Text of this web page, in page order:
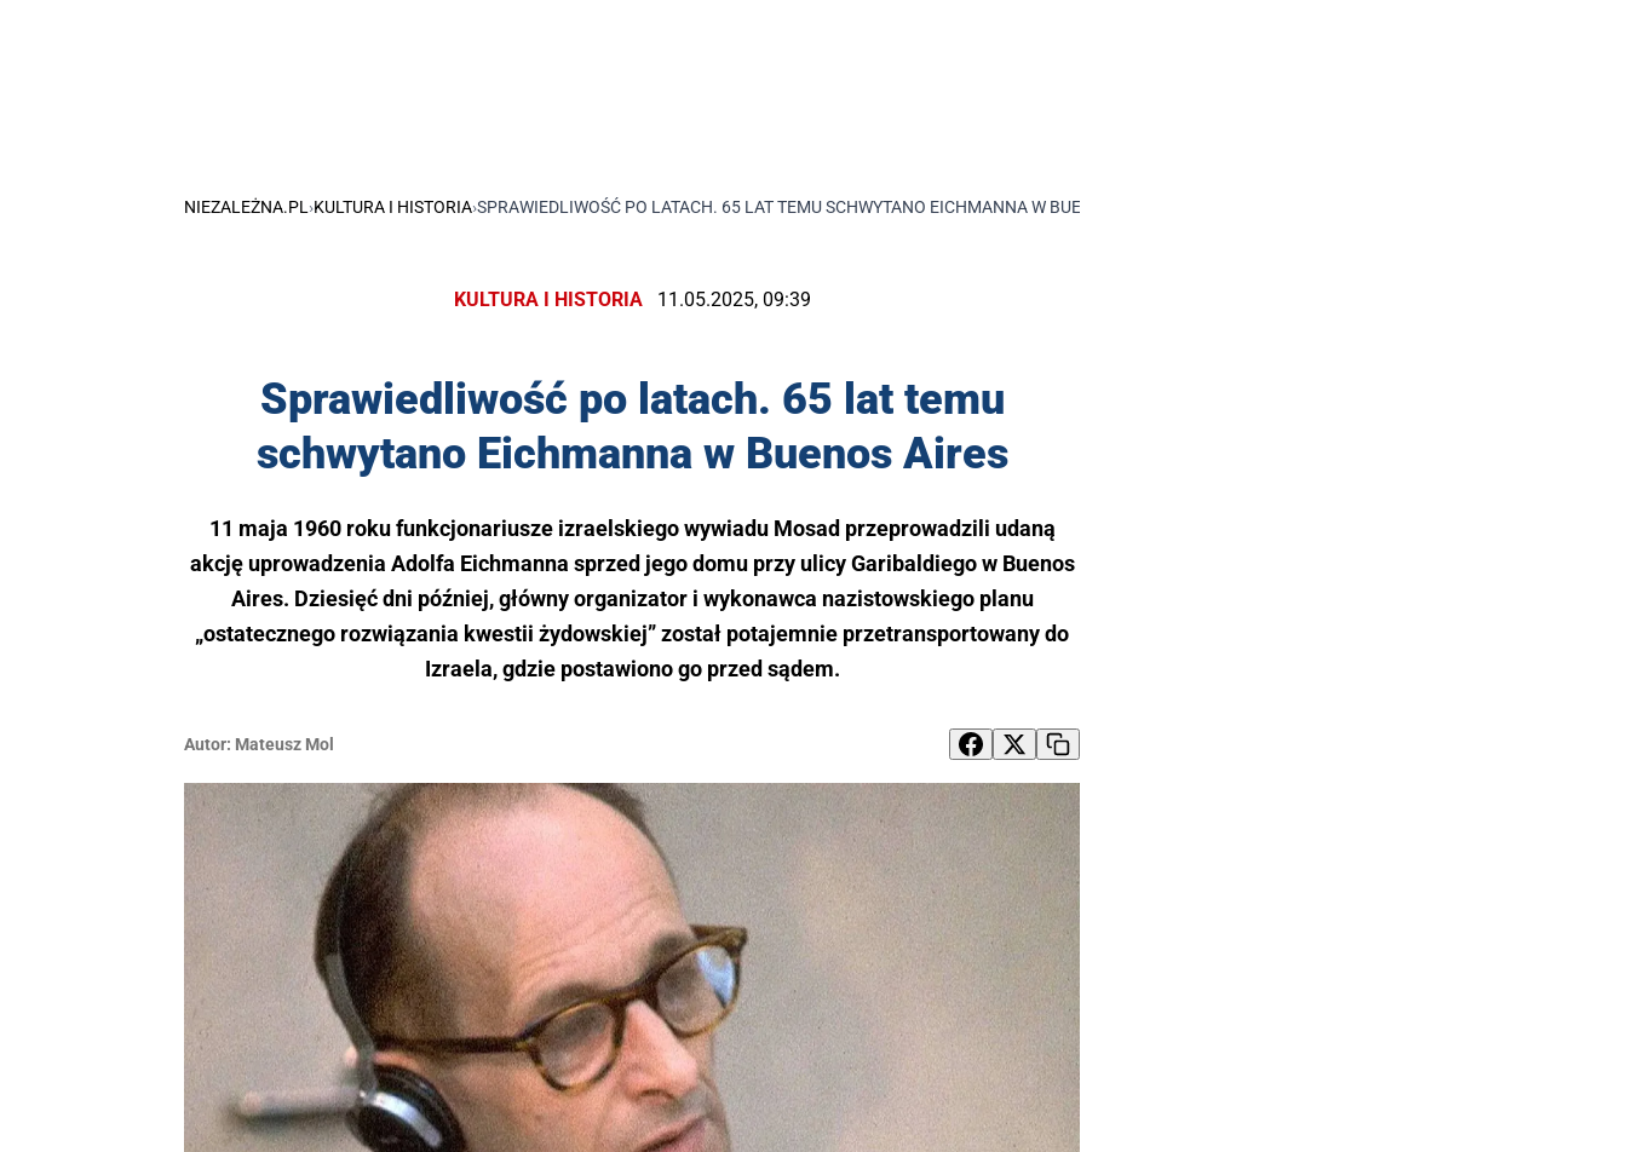
NIEZALEŻNA.PL ›KULTURA I HISTORIA›SPRAWIEDLIWOŚĆ PO LATACH. 65 LAT TEMU SCHWYTANO EICHMANNA W BUENOS AIRES
KULTURA I HISTORIA 11.05.2025, 09:39
Sprawiedliwość po latach. 65 lat temu
schwytano Eichmanna w Buenos Aires
11 maja 1960 roku funkcjonariusze izraelskiego wywiadu Mosad przeprowadzili udaną
akcję uprowadzenia Adolfa Eichmanna sprzed jego domu przy ulicy Garibaldiego w Buenos
Aires. Dziesięć dni później, główny organizator i wykonawca nazistowskiego planu
„ostatecznego rozwiązania kwestii żydowskiej” został potajemnie przetransportowany do
Izraela, gdzie postawiono go przed sądem.
Autor: Mateusz Mol